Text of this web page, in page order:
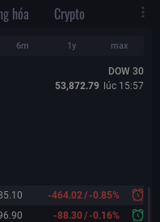
hóa Crypto
6m 1y max
DOW 30
53,872.79 lúc 15:57
-464.02/-0.85%
-88.30/-0.16%